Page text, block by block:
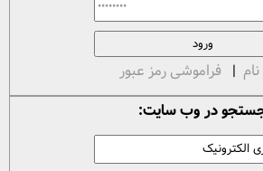
| فراموشی رمز عبور
در وب سایت: